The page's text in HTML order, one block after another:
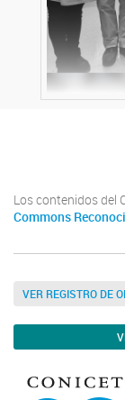
Los contenidos del
Commons
VER REGISTRO DE